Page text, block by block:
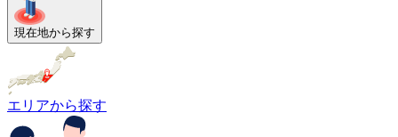
現在地から探す
エリアから探す